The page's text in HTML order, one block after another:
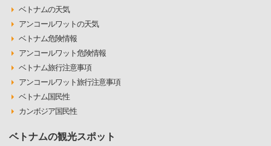
ベトナムの天気
アンコールワットの天気
ベトナム危険情報
アンコールワット危険情報
ベトナム旅行注意事項
アンコールワット旅行注意事項
ベトナム国民性
カンボジア国民性
ベトナムの観光スポット